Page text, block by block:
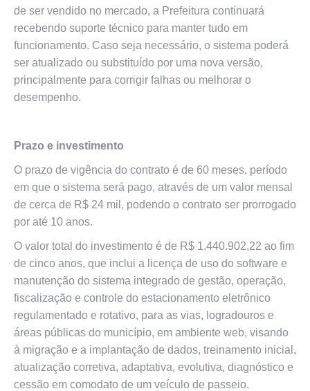
de ser vendido no mercado, a Prefeitura continuará
recebendo suporte técnico para manter tudo em
funcionamento. Caso seja necessário, o sistema poderá
ser atualizado ou substituído por uma nova versão,
principalmente para corrigir falhas ou melhorar o
desempenho.
Prazo e investimento
O prazo de vigência do contrato é de 60 meses, período
em que o sistema será pago, através de um valor mensal
de cerca de R$ 24 mil, podendo o contrato ser prorrogado
por até 10 anos.
O valor total do investimento é de R$ 1.440.902,22 ao fim
de cinco anos, que inclui a licença de uso do software e
manutenção do sistema integrado de gestão, operação,
fiscalização e controle do estacionamento eletrônico
regulamentado e rotativo, para as vias, logradouros e
áreas públicas do município, em ambiente web, visando
à migração e a implantação de dados, treinamento inicial,
atualização corretiva, adaptativa, evolutiva, diagnóstico e
cessão em comodato de um veículo de passeio.